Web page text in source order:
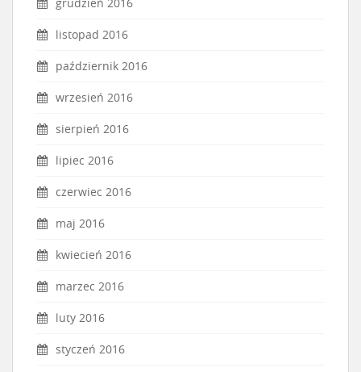
listopad 2016
październik 2016
wrzesień 2016
sierpień 2016
lipiec 2016
czerwiec 2016
maj 2016
kwiecień 2016
marzec 2016
luty 2016
styczeń 2016